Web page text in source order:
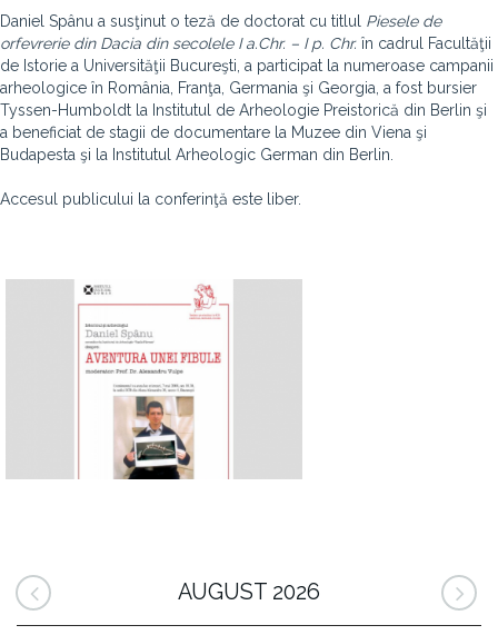
Daniel Spânu a susţinut o teză de doctorat cu titlul Piesele de
orfevrerie din Dacia din secolele I a.Chr. – I p. Chr. în cadrul Facultăţii
de Istorie a Universităţii Bucureşti, a participat la numeroase campanii
arheologice în România, Franţa, Germania şi Georgia, a fost bursier
Tyssen-Humboldt la Institutul de Arheologie Preistorică din Berlin şi
a beneficiat de stagii de documentare la Muzee din Viena şi
Budapesta şi la Institutul Arheologic German din Berlin.
Accesul publicului la conferinţă este liber.
AUGUST 2026